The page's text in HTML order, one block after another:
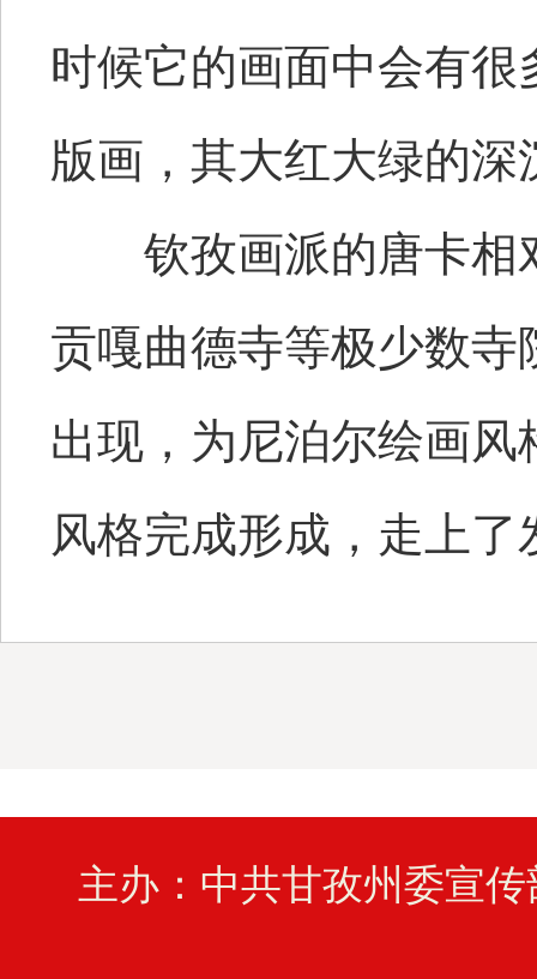
时候它的画面中会有
版画，其大红大绿的
钦孜画派的唐卡相
贡嘎曲德寺等极少数
出现，为尼泊尔绘画
风格完成形成，走上
主办：中共甘孜州委宣